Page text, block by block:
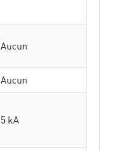
Aucun
Aucun
5 kA